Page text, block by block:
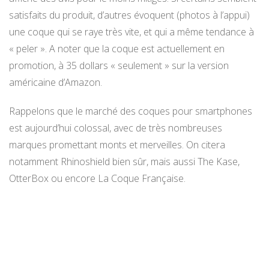
satisfaits du produit, d’autres évoquent (photos à l’appui)
une coque qui se raye très vite, et qui a même tendance à
« peler ». A noter que la coque est actuellement en
promotion, à 35 dollars « seulement » sur la version
américaine d’Amazon.
Rappelons que le marché des coques pour smartphones
est aujourd’hui colossal, avec de très nombreuses
marques promettant monts et merveilles. On citera
notamment Rhinoshield bien sûr, mais aussi The Kase,
OtterBox ou encore La Coque Française.